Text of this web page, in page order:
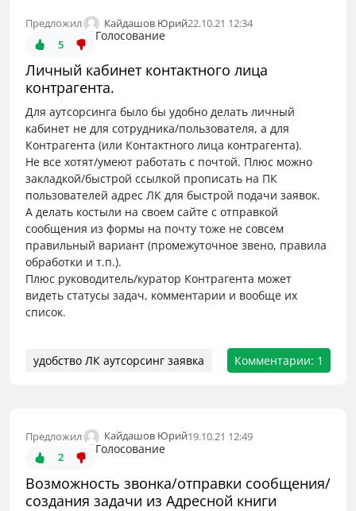
Предложил Кайдашов Юрий22.10.21 12:34
5
Голосование
Личный кабинет контактного лица
контрагента.
Для аутсорсинга было бы удобно делать личный
кабинет не для сотрудника/пользователя, а для
Контрагента (или Контактного лица контрагента).
Не все хотят/умеют работать с почтой. Плюс можно
закладкой/быстрой ссылкой прописать на ПК
пользователей адрес ЛК для быстрой подачи заявок.
А делать костыли на своем сайте с отправкой
сообщения из формы на почту тоже не совсем
правильный вариант (промежуточное звено, правила
обработки и т.п.).
Плюс руководитель/куратор Контрагента может
видеть статусы задач, комментарии и вообще их
список.
удобство ЛК аутсорсинг заявка Комментарии: 1
Предложил Кайдашов Юрий19.10.21 12:49
2
Голосование
Возможность звонка/отправки сообщения/
создания задачи из Адресной книги